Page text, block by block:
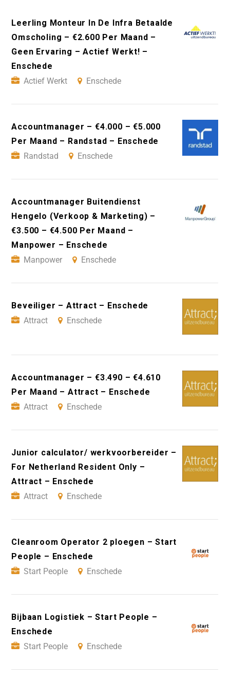
Leerling Monteur In De Infra Betaalde
Omscholing – €2.600 Per Maand –
Geen Ervaring – Actief Werkt! –
Enschede
Actief Werkt
Enschede
Accountmanager – €4.000 – €5.000
Per Maand – Randstad – Enschede
Randstad
Enschede
Accountmanager Buitendienst
Hengelo (Verkoop & Marketing) –
€3.500 – €4.500 Per Maand –
Manpower – Enschede
Manpower
Enschede
Beveiliger – Attract – Enschede
Attract
Enschede
Accountmanager – €3.490 – €4.610
Per Maand – Attract – Enschede
Attract
Enschede
Junior calculator/ werkvoorbereider –
For Netherland Resident Only –
Attract – Enschede
Attract
Enschede
Cleanroom Operator 2 ploegen – Start
People – Enschede
Start People
Enschede
Bijbaan Logistiek – Start People –
Enschede
Start People
Enschede